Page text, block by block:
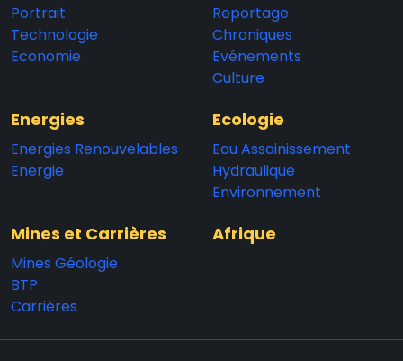
Portrait
Technologie
Economie
Reportage
Chroniques
Evénements
Culture
Energies
Energies Renouvelables
Energie
Ecologie
Eau Assainissement
Hydraulique
Environnement
Mines et Carrières
Mines Géologie
BTP
Carrières
Afrique